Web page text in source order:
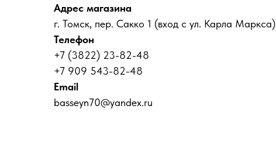
Адрес магазина
г. Томск, пер. Сакко 1 (вход с ул. Карла Маркса)
Телефон
+7 (3822) 23-82-48
+7 909 543-82-48
Email
basseyn70@yandex.ru